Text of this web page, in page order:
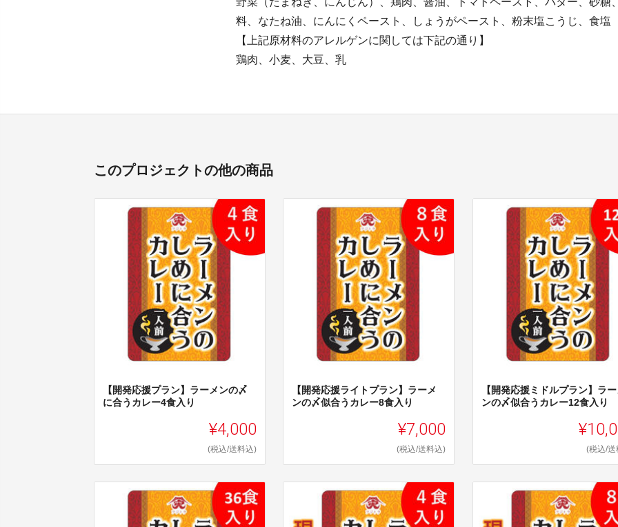
料、なたね油、にんにくペースト、しょうがペースト、粉末塩こうじ、食塩
【上記原材料のアレルゲンに関しては下記の通り】
鶏肉、小麦、大豆、乳
このプロジェクトの他の商品
【開発応援プラン】ラーメンの〆
に合うカレー4食入り
¥4,000
(税込/送料込)
【開発応援ライトプラン】ラーメ
ンの〆似合うカレー8食入り
¥7,000
(税込/送料込)
【開発応援ミドルプラン】ラー
ンの〆似合うカレー12食入り
(税込/送